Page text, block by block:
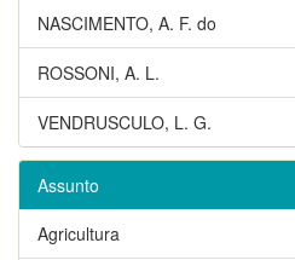
NASCIMENTO, A. F. do
ROSSONI, A. L.
VENDRUSCULO, L. G.
Assunto
Agricultura